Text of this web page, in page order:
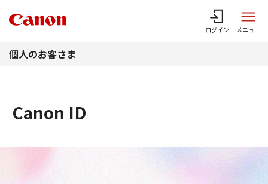
ログイン メニュー
個人のお客さま
Canon ID